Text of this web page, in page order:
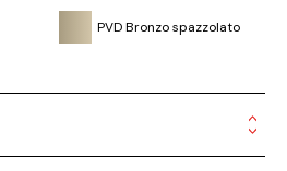
PVD Bronzo spazzolato